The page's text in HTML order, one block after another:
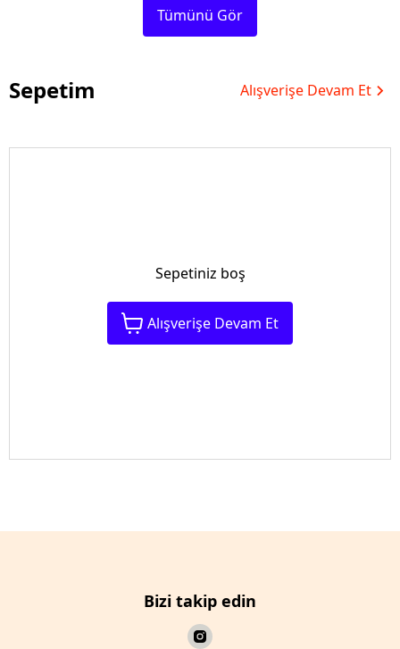
Tümünü Gör
Sepetim Alışverişe Devam Et
Sepetiniz boş
Alışverişe Devam Et
Bizi takip edin